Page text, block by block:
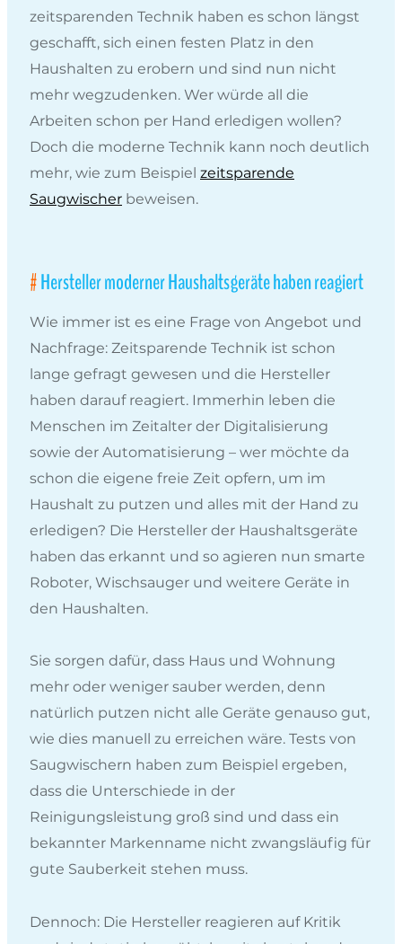
zeitsparenden Technik haben es schon längst
geschafft, sich einen festen Platz in den
Haushalten zu erobern und sind nun nicht
mehr wegzudenken. Wer würde all die
Arbeiten schon per Hand erledigen wollen?
Doch die moderne Technik kann noch deutlich
mehr, wie zum Beispiel zeitsparende
Saugwischer beweisen.
Hersteller moderner Haushaltsgeräte haben reagiert
Wie immer ist es eine Frage von Angebot und
Nachfrage: Zeitsparende Technik ist schon
lange gefragt gewesen und die Hersteller
haben darauf reagiert. Immerhin leben die
Menschen im Zeitalter der Digitalisierung
sowie der Automatisierung – wer möchte da
schon die eigene freie Zeit opfern, um im
Haushalt zu putzen und alles mit der Hand zu
erledigen? Die Hersteller der Haushaltsgeräte
haben das erkannt und so agieren nun smarte
Roboter, Wischsauger und weitere Geräte in
den Haushalten.
Sie sorgen dafür, dass Haus und Wohnung
mehr oder weniger sauber werden, denn
natürlich putzen nicht alle Geräte genauso gut,
wie dies manuell zu erreichen wäre. Tests von
Saugwischern haben zum Beispiel ergeben,
dass die Unterschiede in der
Reinigungsleistung groß sind und dass ein
bekannter Markenname nicht zwangsläufig für
gute Sauberkeit stehen muss.
Dennoch: Die Hersteller reagieren auf Kritik